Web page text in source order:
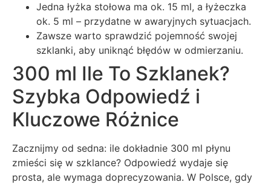
Jedna łyżka stołowa ma ok. 15 ml, a łyżeczka
ok. 5 ml – przydatne w awaryjnych sytuacjach.
Zawsze warto sprawdzić pojemność swojej
szklanki, aby uniknąć błędów w odmierzaniu.
300 ml Ile To Szklanek?
Szybka Odpowiedź i
Kluczowe Różnice
Zacznijmy od sedna: ile dokładnie 300 ml płynu
zmieści się w szklance? Odpowiedź wydaje się
prosta, ale wymaga doprecyzowania. W Polsce, gdy